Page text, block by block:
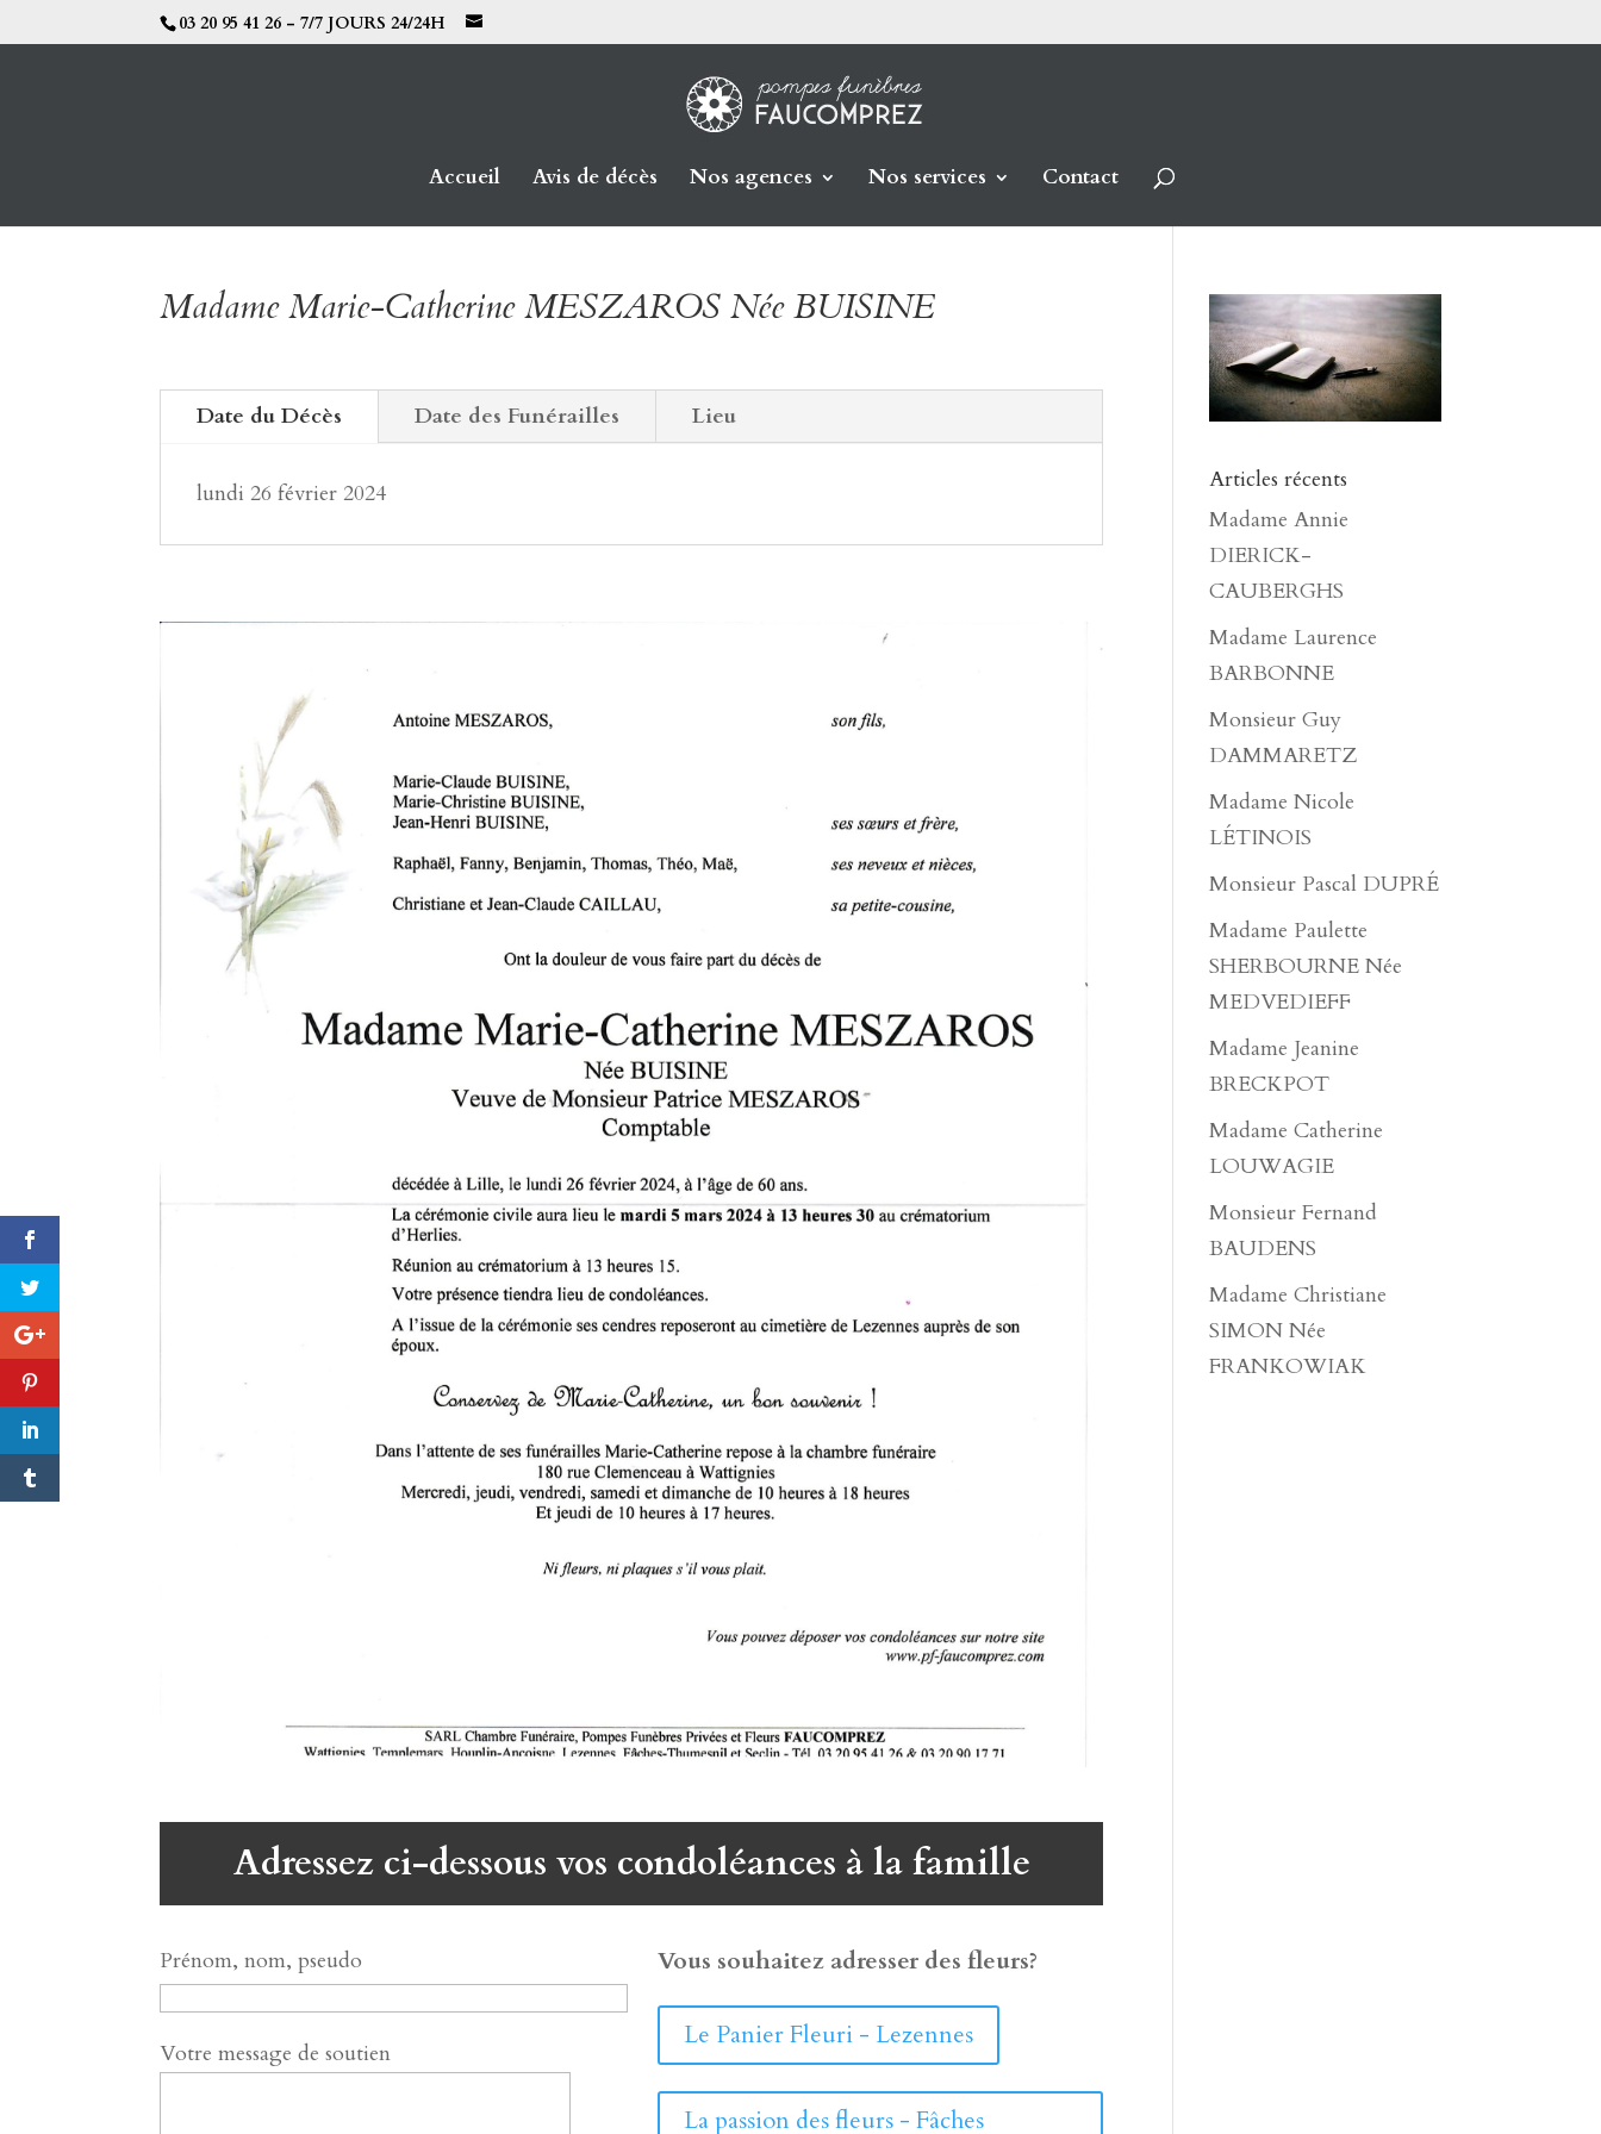
03 20 95 41 26 - 7/7 JOURS 24/24H
Accueil Avis de décès Nos agences Nos services Contact
Madame Marie-Catherine MESZAROS Née BUISINE
Date du Décès Date des Funérailles Lieu
lundi 26 février 2024
Adressez ci-dessous vos condoléances à la famille
Prénom, nom, pseudo
Votre message de soutien
Vous souhaitez adresser des fleurs?
Le Panier Fleuri - Lezennes
La passion des fleurs - Fâches
Articles récents
Madame Annie
DIERICK-
CAUBERGHS
Madame Laurence
BARBONNE
Monsieur Guy
DAMMARETZ
Madame Nicole
LÉTINOIS
Monsieur Pascal DUPRÉ
Madame Paulette
SHERBOURNE Née
MEDVEDIEFF
Madame Jeanine
BRECKPOT
Madame Catherine
LOUWAGIE
Monsieur Fernand
BAUDENS
Madame Christiane
SIMON Née
FRANKOWIAK